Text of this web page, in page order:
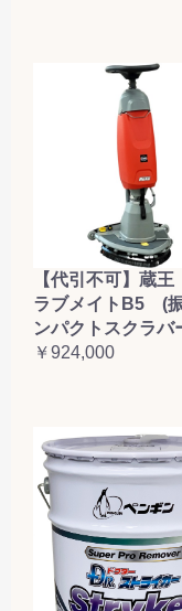
【代引不可】蔵
ラブメイトB5 (
ンパクトスクラバ
￥924,000